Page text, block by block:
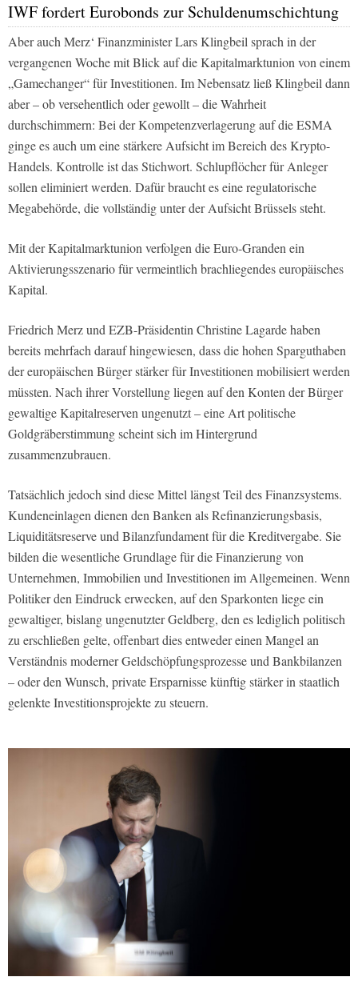
IWF fordert Eurobonds zur Schuldenumschichtung
Aber auch Merz‘ Finanzminister Lars Klingbeil sprach in der
vergangenen Woche mit Blick auf die Kapitalmarktunion von einem
„Gamechanger“ für Investitionen. Im Nebensatz ließ Klingbeil dann
aber – ob versehentlich oder gewollt – die Wahrheit
durchschimmern: Bei der Kompetenzverlagerung auf die ESMA
ginge es auch um eine stärkere Aufsicht im Bereich des Krypto-
Handels. Kontrolle ist das Stichwort. Schlupflöcher für Anleger
sollen eliminiert werden. Dafür braucht es eine regulatorische
Megabehörde, die vollständig unter der Aufsicht Brüssels steht.
Mit der Kapitalmarktunion verfolgen die Euro-Granden ein
Aktivierungsszenario für vermeintlich brachliegendes europäisches
Kapital.
Friedrich Merz und EZB-Präsidentin Christine Lagarde haben
bereits mehrfach darauf hingewiesen, dass die hohen Sparguthaben
der europäischen Bürger stärker für Investitionen mobilisiert werden
müssten. Nach ihrer Vorstellung liegen auf den Konten der Bürger
gewaltige Kapitalreserven ungenutzt – eine Art politische
Goldgräberstimmung scheint sich im Hintergrund
zusammenzubrauen.
Tatsächlich jedoch sind diese Mittel längst Teil des Finanzsystems.
Kundeneinlagen dienen den Banken als Refinanzierungsbasis,
Liquiditätsreserve und Bilanzfundament für die Kreditvergabe. Sie
bilden die wesentliche Grundlage für die Finanzierung von
Unternehmen, Immobilien und Investitionen im Allgemeinen. Wenn
Politiker den Eindruck erwecken, auf den Sparkonten liege ein
gewaltiger, bislang ungenutzter Geldberg, den es lediglich politisch
zu erschließen gelte, offenbart dies entweder einen Mangel an
Verständnis moderner Geldschöpfungsprozesse und Bankbilanzen
– oder den Wunsch, private Ersparnisse künftig stärker in staatlich
gelenkte Investitionsprojekte zu steuern.